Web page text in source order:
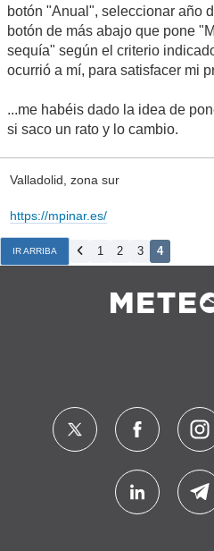
botón "Anual", seleccionar año
botón de más abajo que pone
sequía" según el criterio
ocurrió a mí, para satisfacer mi
...me habéis dado la idea de
si saco un rato y lo cambio.
Valladolid, zona sur
https://mpinar.es/
IR ARRIBA 1 2 3 4